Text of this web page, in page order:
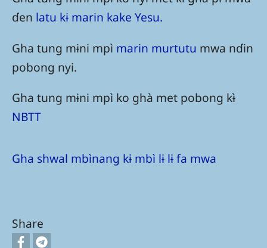
ɗen latu kɨ marin kake Yesu.
Gha tung mɨni mpì marin murtutu mwa nɗin
pobong nyi.
Gha tung mɨni mpì ko ghà met pobong kɨ̀
NBTT
Gha shwal mbìnang kɨ mbì lɨ lɨ fa mwa
Share